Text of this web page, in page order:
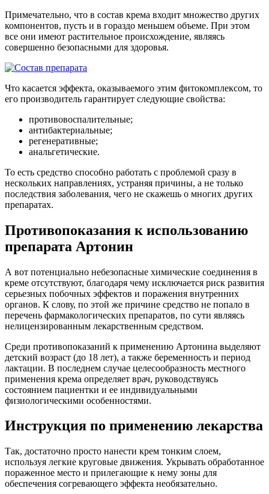
Примечательно, что в состав крема входит множество других
компонентов, пусть и в гораздо меньшем объеме. При этом
все они имеют растительное происхождение, являясь
совершенно безопасными для здоровья.
Что касается эффекта, оказываемого этим фитокомплексом, то
его производитель гарантирует следующие свойства:
противовоспалительные;
антибактериальные;
регенеративные;
анальгетические.
То есть средство способно работать с проблемой сразу в
нескольких направлениях, устраняя причины, а не только
последствия заболевания, чего не скажешь о многих других
препаратах.
Противопоказания к использованию
препарата Артонин
А вот потенциально небезопасные химические соединения в
креме отсутствуют, благодаря чему исключается риск развития
серьезных побочных эффектов и поражения внутренних
органов. К слову, по этой же причине средство не попало в
перечень фармакологических препаратов, по сути являясь
нелицензированным лекарственным средством.
Среди противопоказаний к применению Артонина выделяют
детский возраст (до 18 лет), а также беременность и период
лактации. В последнем случае целесообразность местного
применения крема определяет врач, руководствуясь
состоянием пациентки и ее индивидуальными
физиологическими особенностями.
Инструкция по применению лекарства
Так, достаточно просто нанести крем тонким слоем,
используя легкие круговые движения. Укрывать обработанное
пораженное место и прилегающие к нему зоны для
обеспечения согревающего эффекта необязательно.